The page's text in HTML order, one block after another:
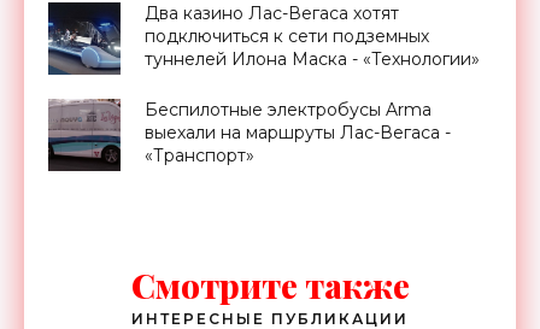
Два казино Лас-Вегаса хотят
подключиться к сети подземных
туннелей Илона Маска - «Технологии»
Беспилотные электробусы Arma
выехали на маршруты Лас-Вегаса -
«Транспорт»
Смотрите также
ИНТЕРЕСНЫЕ ПУБЛИКАЦИИ